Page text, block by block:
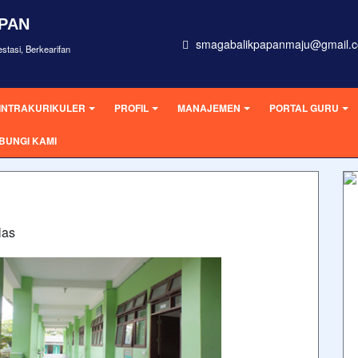
Berkearifan
PROFIL MANAJEMEN PORTAL GURU
KAMI